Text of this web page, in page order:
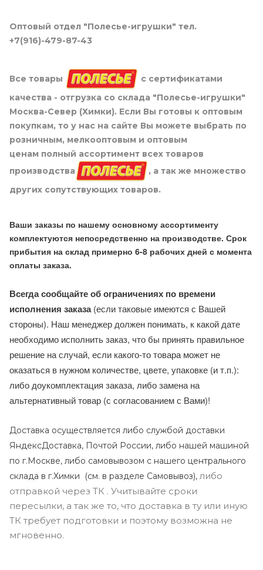
Оптовый отдел "Полесье-игрушки" тел.
+7(916)-479-87-43
Все товары
с сертификатами
качества - отгрузка со склада "Полесье-игрушки"
Москва-Север (Химки). Если Вы готовы к оптовым
покупкам, то у нас на сайте Вы можете выбрать по
розничным, мелкооптовым и оптовым
ценам полный ассортимент всех товаров
производства
, а так же множество
других сопутствующих товаров.
Ваши заказы по нашему основному ассортименту
комплектуются непосредственно на производстве. Срок
прибытия на склад примерно 6-8 рабочих дней с момента
оплаты заказа.
Всегда сообщайте об ограничениях по времени
исполнения заказа(если таковые имеются с Вашей
стороны). Наш менеджер должен понимать, к какой дате
необходимо исполнить заказ, что бы принять правильное
решение на случай, если какого-то товара может не
оказаться в нужном количестве, цвете, упаковке (и т.п.):
либо доукомплектация заказа, либо замена на
альтернативный товар (с согласованием с Вами)!
Доставка осуществляется либо службой доставки
ЯндексДоставка, Почтой России, либо нашей машиной
по г.Москве, либо самовывозом с нашего центрального
склада в г.Химки (см. в разделе Самовывоз), либо
отправкой через ТК . Учитывайте сроки
пересылки, а так же то, что доставка в ту или иную
ТК требует подготовки и поэтому возможна не
мгновенно.